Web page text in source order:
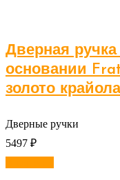
Дверная
основании
золото крайола
Дверные ручки
5497 ₽